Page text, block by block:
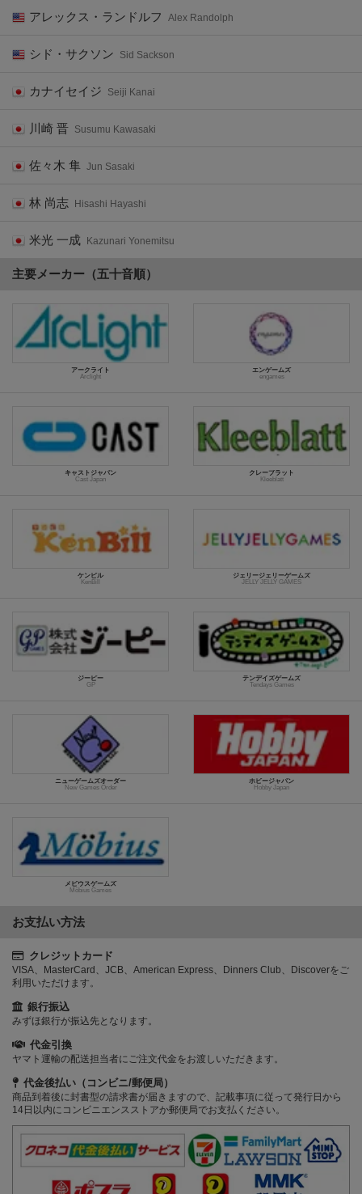
アレックス・ランドルフ Alex Randolph
シド・サクソン Sid Sackson
カナイセイジ Seiji Kanai
川崎 晋 Susumu Kawasaki
佐々木 隼 Jun Sasaki
林 尚志 Hisashi Hayashi
米光 一成 Kazunari Yonemitsu
主要メーカー（五十音順）
アークライト
Arclight
エンゲームズ
engames
キャストジャパン
Cast Japan
クレーブラット
Kleeblatt
ケンビル
KenBill
ジェリージェリーゲームズ
JELLY JELLY GAMES
ジーピー
GP
テンデイズゲームズ
Tendays Games
ニューゲームズオーダー
New Games Order
ホビージャパン
Hobby Japan
メビウスゲームズ
Möbius Games
お支払い方法
クレジットカード
VISA、MasterCard、JCB、American Express、Dinners Club、Discoverをご
利用いただけます。
銀行振込
みずほ銀行が振込先となります。
代金引換
ヤマト運輸の配送担当者にご注文代金をお渡しいただきます。
代金後払い（コンビニ/郵便局）
商品到着後に封書型の請求書が届きますので、記載事項に従って発行日から
14日以内にコンビニエンスストアか郵便局でお支払ください。